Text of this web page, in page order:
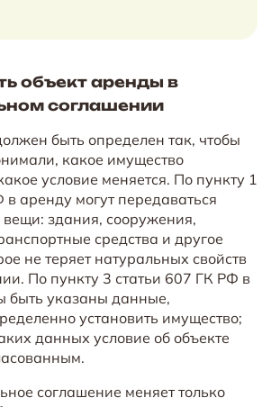
объект аренды в
соглашении
быть определен так, чтобы
какое имущество
условие меняется. По пункту 1
аренду могут передаваться
здания, сооружения,
средства и другое
не теряет натуральных свойств
По пункту 3 статьи 607 ГК РФ в
быть указаны данные,
установить имущество;
данных условие об объекте
соглашение меняет только